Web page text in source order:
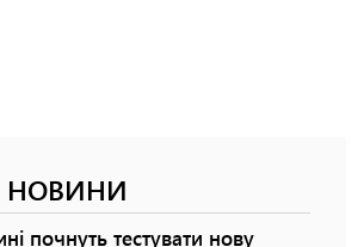
НОВИНИ
почнуть тестувати нову